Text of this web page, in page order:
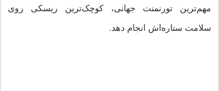
مهم‌ترین تورنمنت جهانی، کوچک‌ترین ریسکی روی
سلامت ستاره‌اش انجام دهد.